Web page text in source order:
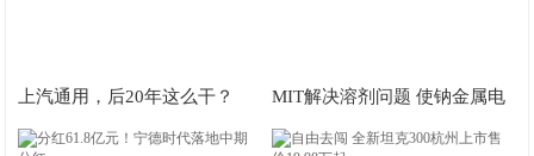
上汽通用，后20年这么干？
MIT解决溶剂问题 使钠金属电
池成为更实用的储能方案